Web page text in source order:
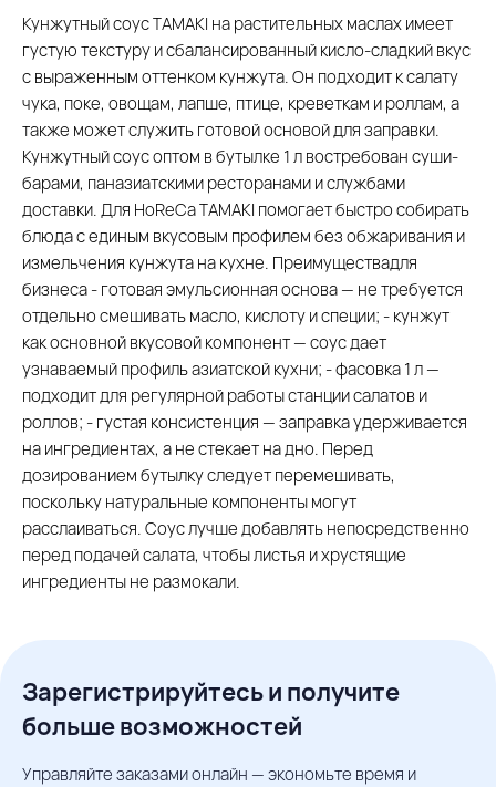
Кунжутный соус TAMAKI на растительных маслах имеет
густую текстуру и сбалансированный кисло-сладкий вкус
с выраженным оттенком кунжута. Он подходит к салату
чука, поке, овощам, лапше, птице, креветкам и роллам, а
также может служить готовой основой для заправки.
Кунжутный соус оптом в бутылке 1 л востребован суши-
барами, паназиатскими ресторанами и службами
доставки. Для HoReCa TAMAKI помогает быстро собирать
блюда с единым вкусовым профилем без обжаривания и
измельчения кунжута на кухне. Преимуществадля
бизнеса - готовая эмульсионная основа — не требуется
отдельно смешивать масло, кислоту и специи; - кунжут
как основной вкусовой компонент — соус дает
узнаваемый профиль азиатской кухни; - фасовка 1 л —
подходит для регулярной работы станции салатов и
роллов; - густая консистенция — заправка удерживается
на ингредиентах, а не стекает на дно. Перед
дозированием бутылку следует перемешивать,
поскольку натуральные компоненты могут
расслаиваться. Соус лучше добавлять непосредственно
перед подачей салата, чтобы листья и хрустящие
ингредиенты не размокали.
Зарегистрируйтесь и получите
больше возможностей
Управляйте заказами онлайн — экономьте время и